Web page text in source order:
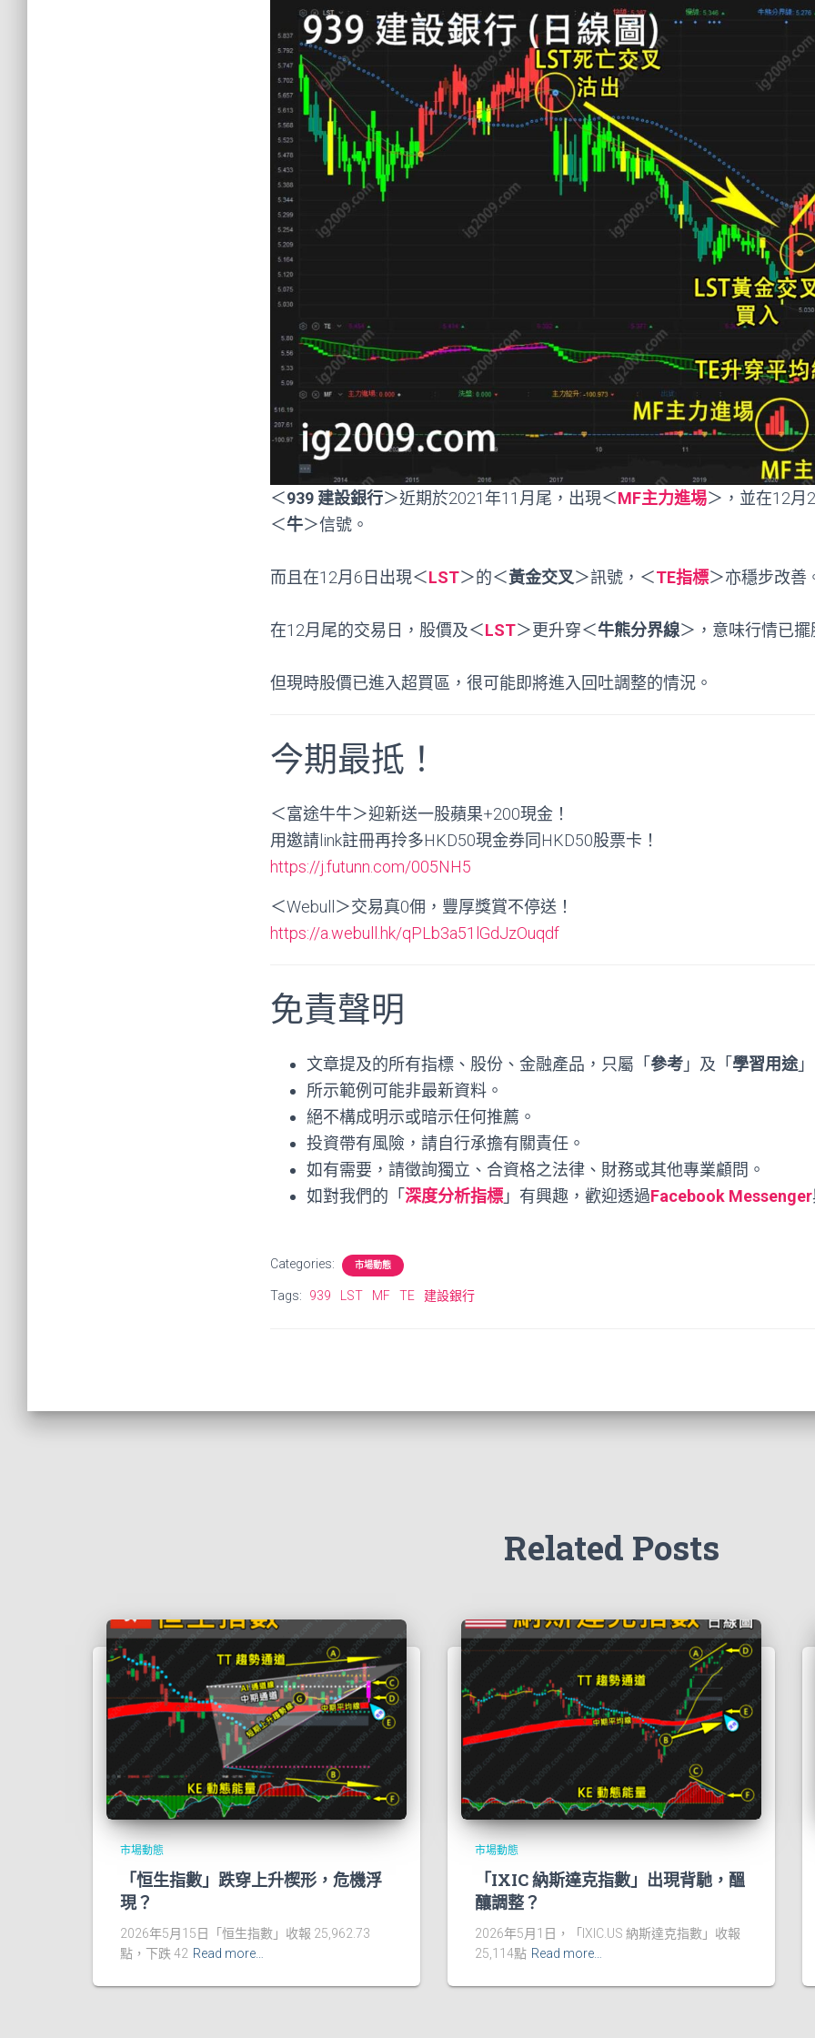
＜939 建設銀行＞近期於2021年11月尾，出現＜MF主力進埸＞，並在12月
＜牛＞信號。
而且在12月6日出現＜LST＞的＜黃金交叉＞訊號，＜TE指標＞亦穩步改善
在12月尾的交易日，股價及＜LST＞更升穿＜牛熊分界線＞，意味行情已擺
但現時股價已進入超買區，很可能即將進入回吐調整的情況。
今期最抵！
＜富途牛牛＞迎新送一股蘋果+200現金！
用邀請link註冊再拎多HKD50現金券同HKD50股票卡！
https://j.futunn.com/005NH5
＜Webull＞交易真0佣，豐厚獎賞不停送！
https://a.webull.hk/qPLb3a51lGdJzOuqdf
免責聲明
文章提及的所有指標、股份、金融產品，只屬「參考 」及「學習用途
所示範例可能非最新資料。
絕不構成明示或暗示任何推薦。
投資帶有風險，請自行承擔有關責任。
如有需要，請徵詢獨立、合資格之法律、財務或其他專業顧問。
如對我們的「深度分析指標 」有興趣，歡迎透過Facebook Messenger
Categories: 市場動態
Tags: 939 LST MF TE 建設銀行
Related Posts
市場動態
「恒生指數」跌穿上升楔形，危機浮
現？
2026年5月15日「恒生指數」收報 25,962.73
點，下跌 42 Read more…
市場動態
「IXIC 納斯達克指數」出現背馳，醞
釀調整？
2026年5月1日，「IXIC.US 納斯達克指數」收報
25,114點 Read more…